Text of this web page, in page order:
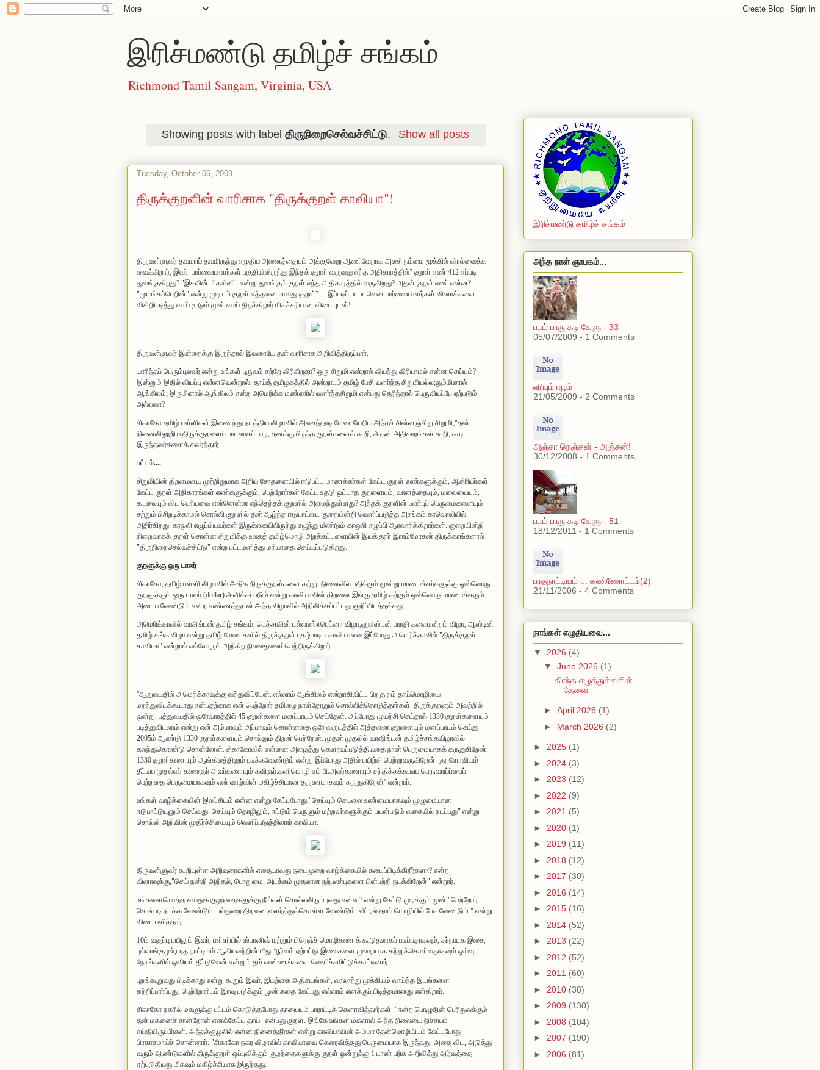
இரிச்மண்டு தமிழ்ச் சங்கம்
Richmond Tamil Sangam, Virginia, USA
Showing posts with labelதிருநிறைசெல்வச்சிட்டு. Show all posts
Tuesday, October 06, 2009
திருக்குறளின் வாரிசாக "திருக்குற‌ள் காவியா"!
திருவள்ளுவர் தவமாய் தவமிருந்து எழுதிய அனைத்தையும் அக்குவேறு ஆணிவேறாக அலசி ந‌ம்மை மூக்கில் விர‌ல்வைக்க‌
வைக்கிறார், இவர். பார்வையாள‌ர்க‌ள் ப‌குதியிலிருந்து இந்த‌க் குற‌ள் வ‌ருவ‌து எந்த அதிகார‌த்தில்? குற‌ள் எண் 412 எப்ப‌டி
துவ‌ங்குகிற‌து? "இக‌லின் மிக‌லினி" என்று துவ‌ங்கும் குற‌ள் எந்த‌ அதிகார‌த்தில் வ‌ருகிற‌து? அத‌ன் குற‌ள் எண் என்ன?
"முய‌ங்க‌ப்பெறின்" என்று முடியும் குற‌ள் எத்த‌னையாவ‌து குற‌ள்?.....இப்ப‌டிப் ப‌ட‌ப‌ட‌வென‌ பார்வையாள‌ர்க‌ள் வினாக்க‌ளை
விசிறிய‌டித்து வாய் மூடும் முன் வாய் திற‌க்கிறார் மிகச்ச‌ரியான‌ விடையுட‌ன்!
திருவள்ளுவர் இன்றைக்கு இருந்தால் இவரையே தன் வாரிசாக அறிவித்திருப்பார்.
யாரிந்த‌ப் பெரும்புல‌வ‌ர் என்று உங்க‌ள் புருவ‌ம் ச‌ற்றே விரிகிற‌தா? ஒரு சிறுமி என்றால் வியந்து விரியாம‌ல் என்ன‌ செய்யும்?
இன்னும் இதில் விய‌ப்பு என்ன‌வென்றால், தாய்த் த‌மிழ‌க‌த்தில் அன்றாடம் தமிழ் பேசி வளர்ந்த சிறுமியல்ல;தும்மினால்
ஆங்கிலம்; இருமினால் ஆங்கிலம் என்ற அமெரிக்க மண்ணில் வளர்ந்தசிறுமி என்பது தெரிந்தால் பெருவியப்பே ஏற்படும்
அல்லவா?
சிகாகோ தமிழ் பள்ளிகள் இணைந்து நடத்திய‌ விழாவில் அசைந்தாடி மேடையேறிய அந்தச் சின்னஞ்சிறு சிறுமி,"தன்
நினைவிலூறிய‌ திருக்குறளைப் பாடலாகப் பாடி, தனக்கு பிடித்த குறள்களைக் கூறி, அதன் அதிகாரங்கள் கூறி, கூடி
இருந்தவர்களைக் கவர்ந்தார்.
பட்டம்....
சிறுமியின் திறமையை முற்றிலுமாக அறிய சோதனையில் ஈடுபட்ட மாணக்கர்கள் கேட்ட குறள் எண்களுக்கும், ஆசிரியர்கள்
கேட்ட குறள் அதிகாரங்கள் எண்களுக்கும், பெற்றோர்கள் கேட்ட உதடு ஒட்டாத குறளையும், வானத்தையும், மலையையும்,
கடலையும் விட பெரியவை என்னென்ன எந்தெந்தக் குறளில் அமைந்துள்ளது? அந்தக் குறளின் பண்புப் பெருமைகளையும்
சற்றும் பிசிறடிக்காமல் சொல்லி குறளில் தன் ஆழ்ந்த ஈடுபாட்டை குறையின்றி வெளிப்படுத்த அரங்கம் கரவொலியில்
அதிர்கிறது. கரஒலி எழுப்பியவர்கள் இருக்கையிலிருந்து எழுந்து மீண்டும் கரஒலி எழுப்பி ஆரவாரிக்கிறார்கள். குறையின்றி
நிறைவாகக் குறள் சொன்ன சிறுமிக்கு உலகத் தமிழ்மொழி அறக்கட்டளையின் இயக்குநர் இராம்மோகன் திருக்கரங்களால்
"திருநிறைசெல்வச்சிட்டு" என்ற பட்டமளித்து மரியாதை செய்யப்படுகிறது.
குறளுக்கு ஒரு டாலர்
சிகாகோ, தமிழ் பள்ளி விழாவில் அதிக திருக்குறள்களை கற்று, நினைவில் பதிக்கும் மூன்று மாணாக்கர்களுக்கு ஒவ்வொரு
குறளுக்கும் ஒரு டாலர் (dollar) அளிக்கப்படும் என்று காவியாவின் திறனை இங்கு தமிழ் கற்கும் ஒவ்வொரு மாணாக்கரும்
அடைய வேண்டும் என்ற எண்ணத்துடன் அந்த விழாவில் அறிவிக்கப்பட்டது குறிப்பிடத்தக்கது.
அமெரிக்காவில் வாசிங்டன் தமிழ் சங்கம், டெக்சாசின் டல்லாஸ்ஃபெட்னா விழா,ஹூஸ்டன் பாரதி கலைமன்றம் விழா, ஆஸ்டின்
தமிழ் சங்க விழா என்று தமிழ் மேடைகளில் திருக்குறள் புகழ்பாடிய காவியாவை இப்போது அமெரிக்காவில் "திருக்குறள்
காவியா" என்றால் எல்லோரும் அறிகிற நிலைதனைப்பெற்றிருக்கிறார்.
''ஆறுவயதில் அமெரிக்காவுக்கு வந்துவிட்டேன். எல்லாம் ஆங்கிலம் என்றாகிவிட்ட பிறகு நம் தாய்மொழியை
மறந்துவிடக்கூடாது என்பதற்காக என் பெற்றோர் தமிழை நாள்தோறும் சொல்லிக்கொடுத்தார்கள். திருக்குறளும் அவற்றில்
ஒன்று. பத்துவயதில் ஒரேவாரத்தில் 45 குறள்களை மனப்பாடம் செய்தேன். அப்போது முயற்சி செய்தால் 1330 குறள்களையும்
படித்துவிடலாம் என்று என் அம்மாவும் அப்பாவும் சொன்னதை ஒரே வருடத்தில் அத்தனை குறளையும் மனப்பாடம் செய்து
2005ம் ஆண்டு 1330 குறள்களையும் சொல்லும் திறன் பெற்றேன். முதன் முதலில் வாஷிங்டன் தமிழ்ச்சங்கவிழாவில்
கலந்துகொண்டு சொன்னேன். சிகாகோவில் என்னை அழைத்து கெளரவப்படுத்தியதை நான் பெருமையாகக் கருதுகிறேன்.
1330 குறள்களையும் ஆங்கிலத்திலும் படிக்கவேண்டும் என்று இப்போது அதில் பயிற்சி பெற்றுவருகிறேன். குறளோவியம்
தீட்டிய முதல்வர் கலைஞர் அவர்களையும் கவிஞர்.கனிமொழி எம்.பி.அவர்களையும் சந்திக்கக்கூடிய பெருவாய்ப்பைப்
பெற்றதை பெருமையாகவும் என் வாழ்வின் மகிழ்ச்சியான தருணமாகவும் கருதுகிறேன்'' என்றார்.
உங்கள் வாழ்க்கையின் இலட்சியம் என்ன என்று கேட்ட‌போது,"செய்யும் செயலை உண்மையாகவும் முழுமையான‌
ஈடுபாட்டுடனும் செய்வது. செய்யும் தொழிலும், ஈட்டும் பெருளும் மற்றவர்களுக்கும் பயன்படும் வகையில் நடப்பது" என்று
சொல்லி அறிவின் முதிர்ச்சியையும் வெளிப்படுத்தினார் காவியா.
திருவள்ளுவர் கூறியுள்ள அறிவுரைகளில் எதையாவது நடைமுறை வாழ்க்கையில் கடைப்பிடிக்கிறீர்களா? என்ற
வினாவுக்கு,"செய் நன்றி அறிதல், பொறுமை, அடக்கம் முதலான நற்பண்புகளை பின்பற்றி நடக்கிறேன்" என்றார்.
உங்களையொத்த‌ வ‌யதுக் குழ‌ந்தைக‌ளுக்கு நீங்க‌ள் சொல்ல‌விரும்புவ‌து என்ன? என்று கேட்டு முடிக்கும் முன்,"பெற்றோர்
சொல்படி நடக்க வேண்டும். பல்துறை திறனை வளர்த்துக்கொள்ள வேண்டும். வீட்டில் தாய் மொழியில் பேச வேண்டும்." என்று
விடையளித்தார்.
10ம் வகுப்பு பயிலும் இவர், பள்ளியில் ஸ்பானிஷ் மற்றும் பிரெஞ்ச் மொழிகளைக் கூடுதலாக‌ப் படிப்ப‌தாக‌வும், கர்நாடக இசை,
புல்லாங்குழல்,பரத நாட்டியம் ஆகியவற்றின் மீது ஆர்வம் ஏற்பட்டு இவைகளை முறையாக கற்றுக்கொள்வதாகவும் ஓய்வு
நேரங்களில் ஓவியம் தீட்டுவேன் என்றும் தம் எண்ணங்களை வெளிச்சமிட்டுக்காட்டினார்.
புறங்கூறுவது பிடிக்காது என்று கூறும் இவர், இயற்கை அதிசயங்கள், வரலாற்று முக்கியம் வாய்ந்த இடங்களை
சுற்றிப்பார்ப்பது, பெற்றோரிடம் இரவு படுக்கும் முன் கதை கேட்பது எல்லாம் எனக்குப் பிடித்தமானது என்கிறார்.
சிகாகோ நகரில் மகளுக்கு பட்டம் கொடுத்தபோது தாயையும் பாராட்டிக் கெளரவித்தார்கள். "ஈன்ற‌ பொழுதின் பெரிதுவ‌க்கும்
த‌ன் ம‌க‌னைச் சான்றோன் என‌க்கேட்ட‌ தாய்" என்பது குறள். இங்கே உங்கள் ம‌களால் அந்த‌ நிலையை நிச்சயம்
எய்தியிருப்பீர்க‌ள். அந்த‌ச்சூழ‌லில் என்ன‌ நினைத்தீர்கள் என்று காவியாவின் அம்மா தேன்மொழியிடம் கேட்டபோது
பிரகாசமாய்ச் சொன்னார். "சிகாகோ நகர விழாவில் காவியாவை கௌரவித்தது பெருமையாக இருந்தது. அதை விட, அடுத்து
வரும் ஆண்டுகளில் திருக்குறள் ஒப்புவிக்கும் குழந்தைகளுக்கு குறள் ஒன்றுக்கு 1 டாலர் பரிசு அறிவித்து ஆர்வத்தை
ஏற்படுதியது மிகவும் மகிழ்ச்சியாக இருந்தது.
இரிச்மண்டு தமிழ்ச் சங்கம்
அந்த நாள் ஞாபகம்...
படம் பாரு கடி கேளு - 33
05/07/2009 - 1 Comments
எரியும் ஈழம்
21/05/2009 - 2 Comments
அஞ்சா நெஞ்சன் - அஞ்சன்!
30/12/2008 - 1 Comments
படம் பாரு கடி கேளு - 51
18/12/2011 - 1 Comments
பரதநாட்டியம் ... கண்ணோட்டம்(2)
21/11/2006 - 4 Comments
நாங்கள் எழுதியவை...
▼ 2026 (4)
▼ June 2026 (1)
கிரந்த எழுத்துக்களின்
தேவை
► April 2026 (1)
► March 2026 (2)
► 2025 (1)
► 2024 (3)
► 2023 (12)
► 2022 (9)
► 2021 (5)
► 2020 (1)
► 2019 (11)
► 2018 (12)
► 2017 (30)
► 2016 (14)
► 2015 (16)
► 2014 (52)
► 2013 (22)
► 2012 (52)
► 2011 (60)
► 2010 (38)
► 2009 (130)
► 2008 (104)
► 2007 (190)
► 2006 (81)